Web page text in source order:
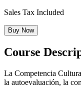
Sales Tax Included
Buy Now
Course
La Competencia
la autoevaluación, la